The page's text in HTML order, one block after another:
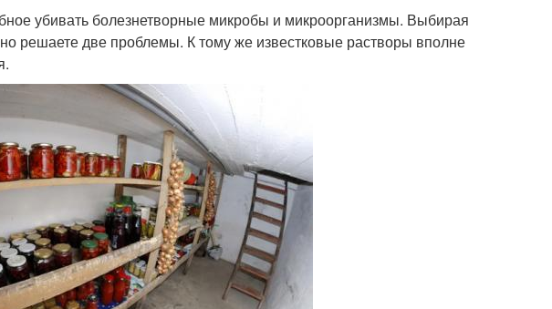
убивать болезнетворные микробы и микроорганизмы. Выбирая
решаете две проблемы. К тому же известковые растворы вполне